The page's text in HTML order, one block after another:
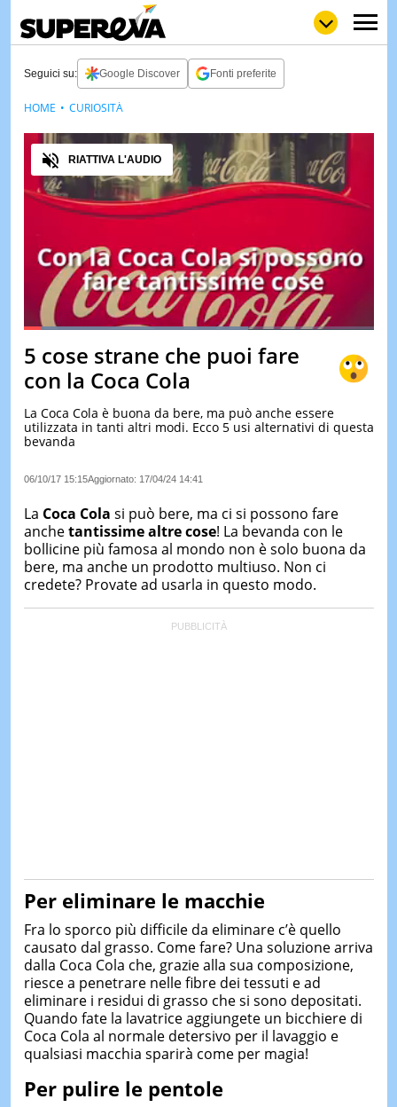
LOLGULP
LOVENEWS
STORIE
VIDEO
& TV
TEST
&
LE
IERI
Seguici su: Google Discover Fonti preferite
PauseUnmute
Loaded:64.07%
Fullscreen
Audio
RIATTIVA L'AUDIO
5 cose strane che puoi fare
con la Coca Cola
La Coca Cola è buona da bere, ma può anche essere
utilizzata in tanti altri modi. Ecco 5 usi alternativi di questa
bevanda
06/10/17 15:15Aggiornato: 17/04/24 14:41
HOME CURIOSITÀ
La Coca Cola si può bere, ma ci si possono fare
anchetantissime altre cose! La bevanda con le
bollicine più famosa al mondo non è solo buona da
bere, ma anche un prodotto multiuso. Non ci
credete? Provate ad usarla in questo modo.
Per eliminare le macchie
Fra lo sporco più difficile da eliminare c’è quello
causato dal grasso. Come fare? Una soluzione arriva
dalla Coca Cola che, grazie alla sua composizione,
riesce a penetrare nelle fibre dei tessuti e ad
eliminare i residui di grasso che si sono depositati.
Quando fate la lavatrice aggiungete un bicchiere di
Coca Cola al normale detersivo per il lavaggio e
qualsiasi macchia sparirà come per magia!
Per pulire le pentole